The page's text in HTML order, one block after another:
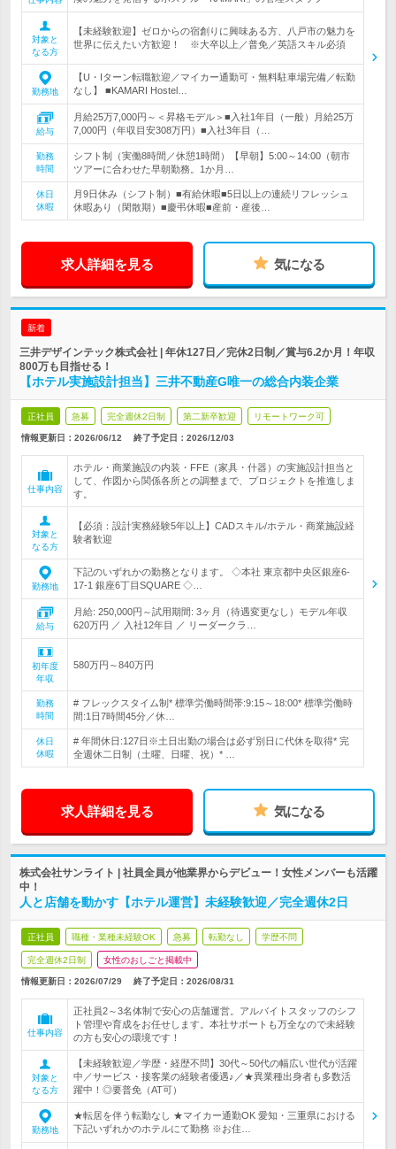
対象と
なる方
【未経験歓迎】ゼロからの宿創りに興味ある方、八戸市の魅力を
世界に伝えたい方歓迎！ ※大卒以上／普免／英語スキル必須
勤務地
【U・Iターン転職歓迎／マイカー通勤可・無料駐車場完備／転勤
なし】 ■KAMARI Hostel…
給与
月給25万7,000円～＜昇格モデル＞■入社1年目（一般）月給25万
7,000円（年収目安308万円）■入社3年目（…
勤務
時間
シフト制（実働8時間／休憩1時間）【早朝】5:00～14:00（朝市
ツアーに合わせた早朝勤務。1か月…
休日
休暇
月9日休み（シフト制）■有給休暇■5日以上の連続リフレッシュ
休暇あり（閑散期）■慶弔休暇■産前・産後…
求人詳細を見る 気になる
新着
三井デザインテック株式会社 | 年休127日／完休2日制／賞与6.2か月！年収
800万も目指せる！
【ホテル実施設計担当】三井不動産G唯一の総合内装企業
正社員 急募 完全週休2日制 第二新卒歓迎 リモートワーク可
情報更新日：2026/06/12 終了予定日： 2026/12/03
仕事内容
ホテル・商業施設の内装・FFE（家具・什器）の実施設計担当と
して、作図から関係各所との調整まで、プロジェクトを推進しま
す。
対象と
なる方
【必須：設計実務経験5年以上】CADスキル/ホテル・商業施設経
験者歓迎
勤務地
下記のいずれかの勤務となります。 ◇本社 東京都中央区銀座6-
17-1 銀座6丁目SQUARE ◇…
給与
月給: 250,000円～試用期間: 3ヶ月（待遇変更なし）モデル年収
620万円 ／ 入社12年目 ／ リーダークラ…
初年度
年収
580万円～840万円
勤務
時間
# フレックスタイム制* 標準労働時間帯:9:15～18:00* 標準労働時
間:1日7時間45分／休…
休日
休暇
# 年間休日:127日※土日出勤の場合は必ず別日に代休を取得* 完
全週休二日制（土曜、日曜、祝）* …
求人詳細を見る 気になる
株式会社サンライト | 社員全員が他業界からデビュー！女性メンバーも活躍
中！
人と店舗を動かす【ホテル運営】未経験歓迎／完全週休2日
正社員 職種・業種未経験OK 急募 転勤なし 学歴不問
完全週休2日制 女性のおしごと掲載中
情報更新日：2026/07/29 終了予定日： 2026/08/31
仕事内容
正社員2～3名体制で安心の店舗運営。アルバイトスタッフのシフ
ト管理や育成をお任せします。本社サポートも万全なので未経験
の方も安心の環境です！
対象と
なる方
【未経験歓迎／学歴・経歴不問】30代～50代の幅広い世代が活躍
中／サービス・接客業の経験者優遇♪／★異業種出身者も多数活
躍中！◎要普免（AT可）
勤務地
★転居を伴う転勤なし ★マイカー通勤OK 愛知・三重県における
下記いずれかのホテルにて勤務 ※お住…